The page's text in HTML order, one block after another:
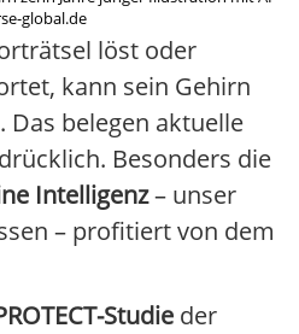
global.de
löst oder
kann sein Gehirn
Das belegen aktuelle
Besonders die
Intelligenz– unser
– profitiert von dem
Studie der